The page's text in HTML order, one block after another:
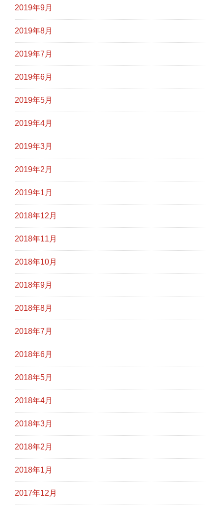
2019年9月
2019年8月
2019年7月
2019年6月
2019年5月
2019年4月
2019年3月
2019年2月
2019年1月
2018年12月
2018年11月
2018年10月
2018年9月
2018年8月
2018年7月
2018年6月
2018年5月
2018年4月
2018年3月
2018年2月
2018年1月
2017年12月